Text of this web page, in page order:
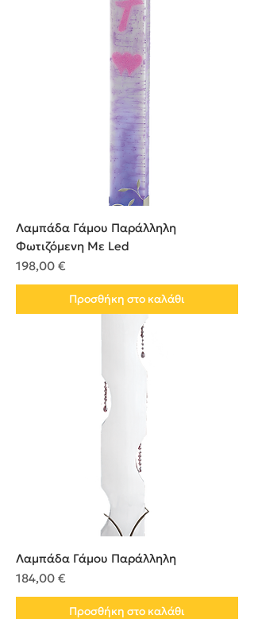
Λαμπάδα Γάμου Παράλληλη
Φωτιζόμενη Με Led
Τιμή
198,00 €
Προσθήκη στο καλάθι
Λαμπάδα Γάμου Παράλληλη
Τιμή
184,00 €
Προσθήκη στο καλάθι